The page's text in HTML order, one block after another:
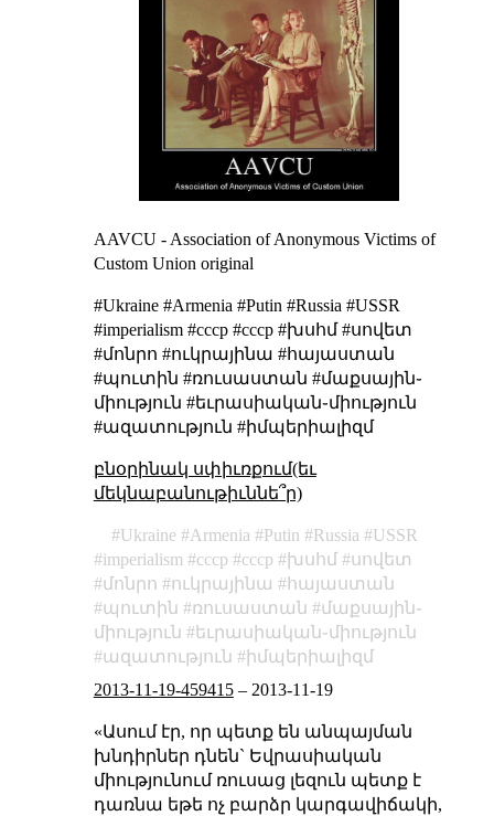
AAVCU - Association of Anonymous Victims of
Custom Union original
#Ukraine #Armenia #Putin #Russia #USSR
#imperialism #cccp #ссср #խսհմ #սովետ
#մոնրո #ուկրայինա #հայաստան
#պուտին #ռուսաստան #մաքսային֊
միություն #եւրասիական֊միություն
#ազատություն #իմպերիալիզմ
բնօրինակ սփիւռքում(եւ
մեկնաբանութիւննե՞ր)
Ukraine Armenia Putin Russia
USSR
imperialism
cccp ссср խսհմ
սովետ
մոնրո
ուկրայինա
հայաստան
պուտին
ռուսաստան
մաքսային֊
միություն
եւրասիական֊միություն
ազատություն
իմպերիալիզմ
2013-11-19-459415– 2013-11-19
«Ասում էր, որ պետք են անպայման
խնդիրներ դնեն` Եվրասիական
միությունում ռուսաց լեզուն պետք է
դառնա եթե ոչ բարձր կարգավիճակի,